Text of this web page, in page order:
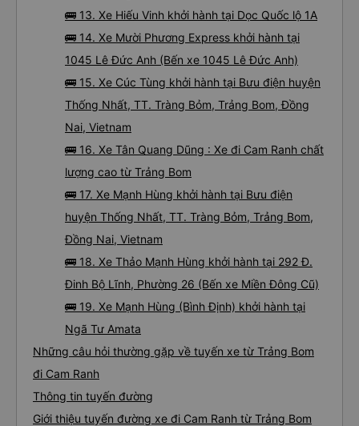
🚌 13. Xe Hiếu Vinh khởi hành tại Dọc Quốc lộ 1A
🚌 14. Xe Mười Phương Express khởi hành tại
1045 Lê Đức Anh (Bến xe 1045 Lê Đức Anh)
🚌 15. Xe Cúc Tùng khởi hành tại Bưu điện huyện
Thống Nhất, TT. Tràng Bỏm, Trảng Bom, Đồng
Nai, Vietnam
🚌 16. Xe Tân Quang Dũng : Xe đi Cam Ranh chất
lượng cao từ Trảng Bom
🚌 17. Xe Mạnh Hùng khởi hành tại Bưu điện
huyện Thống Nhất, TT. Tràng Bỏm, Trảng Bom,
Đồng Nai, Vietnam
🚌 18. Xe Thảo Mạnh Hùng khởi hành tại 292 Đ.
Đinh Bộ Lĩnh, Phường 26 (Bến xe Miền Đông Cũ)
🚌 19. Xe Mạnh Hùng (Bình Định) khởi hành tại
Ngã Tư Amata
Những câu hỏi thường gặp về tuyến xe từ Trảng Bom
đi Cam Ranh
Thông tin tuyến đường
Giới thiệu tuyến đường xe đi Cam Ranh từ Trảng Bom